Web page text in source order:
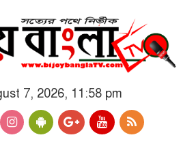
7, 2026, 11:58 pm